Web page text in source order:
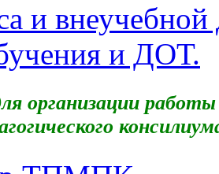
и
и ДОТ.
организации работы